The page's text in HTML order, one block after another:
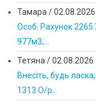
Тамара /02.08.2026
Особ. Рахунок 2265
977м3;...
Тетяна /02.08.2026
Внесіть, будь
1313 О/р...